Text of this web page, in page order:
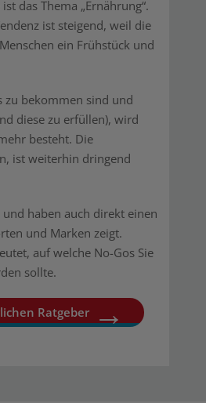
das Thema „Ernährung“.
ist steigend, weil die
ein Frühstück und
zu bekommen sind und
diese zu erfüllen), wird
besteht. Die
ist weiterhin dringend
haben auch direkt einen
und Marken zeigt.
auf welche No-Gos Sie
sollte.
Ratgeber